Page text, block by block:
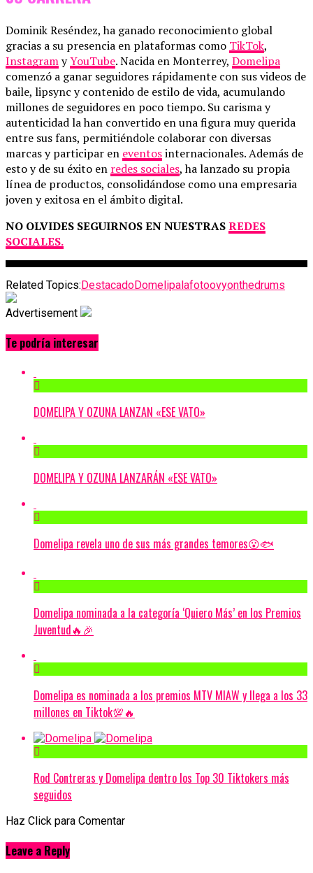
Dominik Reséndez, ha ganado reconocimiento global
gracias a su presencia en plataformas como TikTok,
InstagramyYouTube. Nacida en Monterrey, Domelipa
comenzó a ganar seguidores rápidamente con sus videos de
baile, lipsync y contenido de estilo de vida, acumulando
millones de seguidores en poco tiempo. Su carisma y
autenticidad la han convertido en una figura muy querida
entre sus fans, permitiéndole colaborar con diversas
marcas y participar en eventosinternacionales. Además de
esto y de su éxito en redes sociales, ha lanzado su propia
línea de productos, consolidándose como una empresaria
joven y exitosa en el ámbito digital.
NO OLVIDES SEGUIRNOS EN NUESTRASREDES
SOCIALES.
Related Topics:DestacadoDomelipalafotoovyonthedrums
Advertisement
Te podría interesar
DOMELIPA Y OZUNA LANZAN «ESE VATO»
DOMELIPA Y OZUNA LANZARÁN «ESE VATO»
Domelipa revela uno de sus más grandes temores😮🐟
Domelipa nominada a la categoría ‘Quiero Más’ en los Premios
Juventud🔥🎉
Domelipa es nominada a los premios MTV MIAW y llega a los 33
millones en Tiktok💯🔥
Rod Contreras y Domelipa dentro los Top 30 Tiktokers más
seguidos
Haz Click para Comentar
Leave a Reply